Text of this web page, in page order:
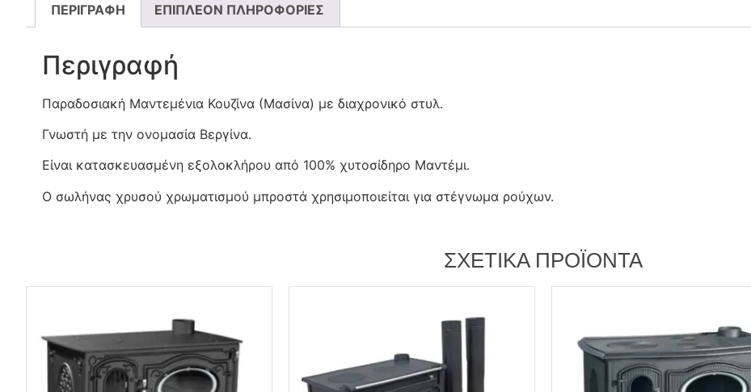
ΠΕΡΙΓΡΑΦΉ ΕΠΙΠΛΈΟΝ ΠΛΗΡΟΦΟΡΊΕΣ
Περιγραφή
Παραδοσιακή Μαντεμένια Κουζίνα (Μασίνα) με διαχρονικό στυλ.
Γνωστή με την ονομασία Βεργίνα.
Είναι κατασκευασμένη εξολοκλήρου από 100% χυτοσίδηρο Μαντέμι.
Ο σωλήνας χρυσού χρωματισμού μπροστά χρησιμοποιείται για στέγνωμα ρούχων.
ΣΧΕΤΙΚΆ ΠΡΟΪΌΝΤΑ